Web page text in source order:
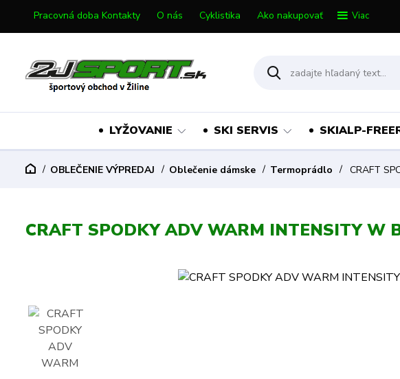
Pracovná doba Kontakty O nás Cyklistika Ako nakupovať Viac
LYŽOVANIE SKI SERVIS SKIALP-
OBLEČENIE VÝPREDAJ Oblečenie dámske Termoprádlo CRAFT
CRAFT SPODKY ADV WARM INTENSITY W